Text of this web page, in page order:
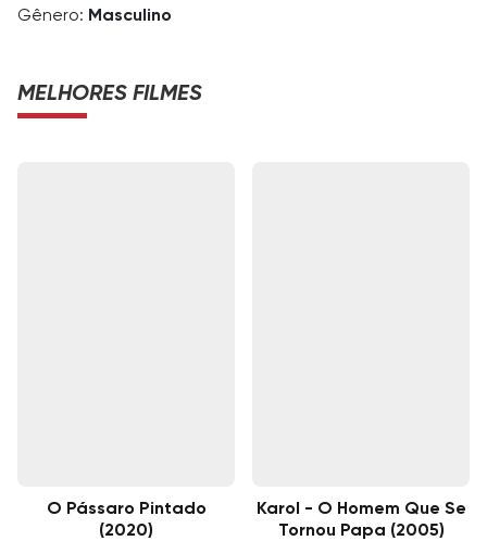
Gênero: Masculino
MELHORES FILMES
O Pássaro Pintado
(2020)
Karol - O Homem Que Se
Tornou Papa (2005)